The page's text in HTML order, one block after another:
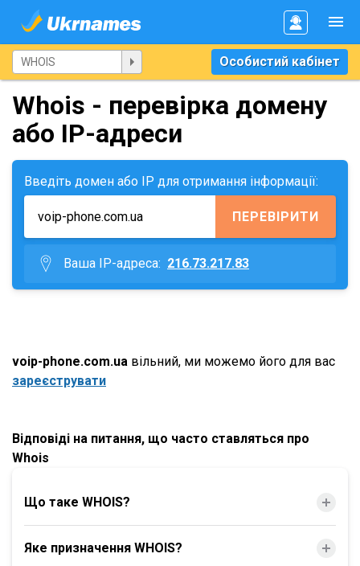
Особистий кабінет
Whois - перевірка домену
або IP-адреси
Введіть домен або IP для отримання інформації:
ПЕРЕВІРИТИ
Ваша IP-адреса: 216.73.217.83
voip-phone.com.ua вільний, ми можемо його для вас
зареєструвати
Відповіді на питання, що часто ставляться про
Whois
Що таке WHOIS?
Яке призначення WHOIS?